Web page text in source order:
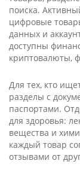
поиска.
цифровые
данных и
доступны
криптовалюты,
Для тех, кто
разделы с
паспортами.
для здоровья:
вещества и
каждый товар
отзывами от